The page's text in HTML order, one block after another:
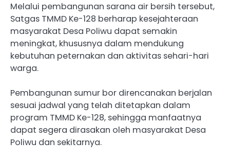
Melalui pembangunan sarana air bersih tersebut,
Satgas TMMD Ke-128 berharap kesejahteraan
masyarakat Desa Poliwu dapat semakin
meningkat, khususnya dalam mendukung
kebutuhan peternakan dan aktivitas sehari-hari
warga.
Pembangunan sumur bor direncanakan berjalan
sesuai jadwal yang telah ditetapkan dalam
program TMMD Ke-128, sehingga manfaatnya
dapat segera dirasakan oleh masyarakat Desa
Poliwu dan sekitarnya.